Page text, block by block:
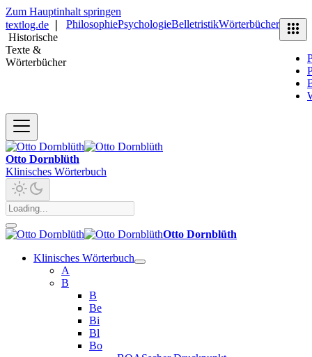
Zum Hauptinhalt springen
textlog.de
Historische
Texte &
Wörterbücher
PhilosophiePsychologieBelletristikWörterbücher
Otto Dornblüth
Klinisches Wörterbuch
Otto Dornblüth
Klinisches Wörterbuch
A
B
B
Be
Bi
Bl
Bo